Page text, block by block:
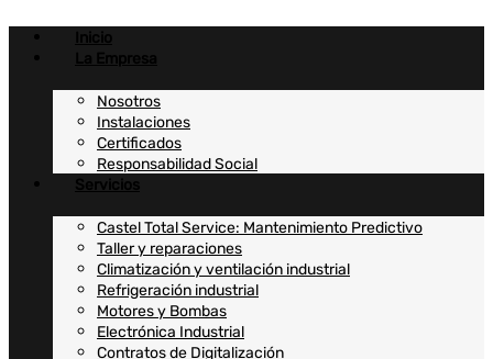
contenido
Inicio
La Empresa
Nosotros
Instalaciones
Certificados
Responsabilidad Social
Servicios
Castel Total Service: Mantenimiento Predictivo
Taller y reparaciones
Climatización y ventilación industrial
Refrigeración industrial
Motores y Bombas
Electrónica Industrial
Contratos de Digitalización